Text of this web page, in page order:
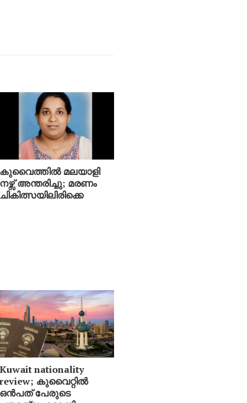
കുവൈത്തിൽ മലയാളി
നഴ്സ് അന്തരിച്ചു; മരണം
ചികിത്സയിലിരിക്കെ
Kuwait nationality
review; കുവൈറ്റിൽ
ഒൻപത് പേരുടെ